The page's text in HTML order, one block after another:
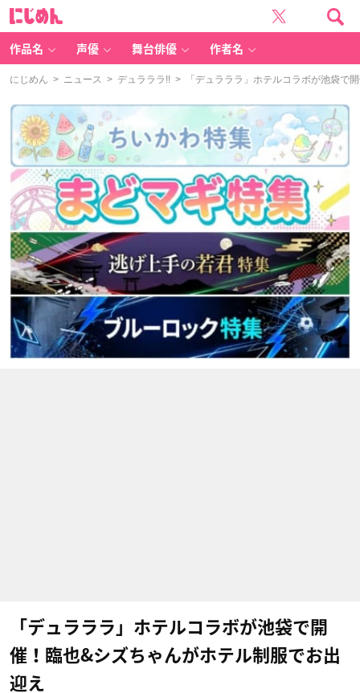
作品名 声優 舞台俳優 作者名
にじめん > ニュース > デュラララ!! > 「デュラララ」ホテルコラボが池袋で
「デュラララ」ホテルコラボが池袋で開
催！臨也&シズちゃんがホテル制服でお出
迎え